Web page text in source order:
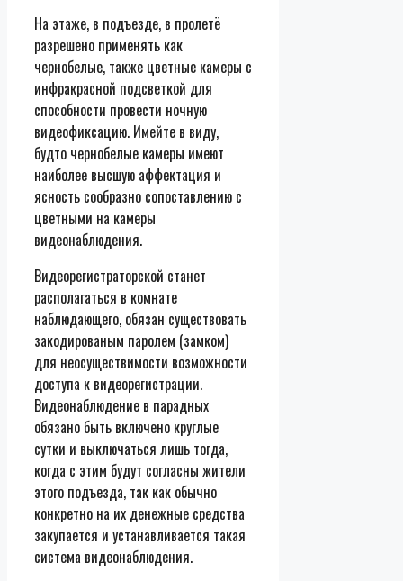
На этаже, в подъезде, в пролетё
разрешено применять как
чернобелые, также цветные камеры с
инфракрасной подсветкой для
способности провести ночную
видеофиксацию. Имейте в виду,
будто чернобелые камеры имеют
наиболее высшую аффектация и
ясность сообразно сопоставлению с
цветными на камеры
видеонаблюдения.
Видеорегистраторской станет
располагаться в комнате
наблюдающего, обязан существовать
закодированым паролем (замком)
для неосуществимости возможности
доступа к видеорегистрации.
Видеонаблюдение в парадных
обязано быть включено круглые
сутки и выключаться лишь тогда,
когда с этим будут согласны жители
этого подъезда, так как обычно
конкретно на их денежные средства
закупается и устанавливается такая
система видеонаблюдения.